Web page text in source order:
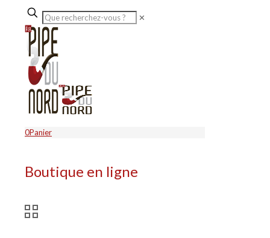
✕
0Panier
Boutique en ligne